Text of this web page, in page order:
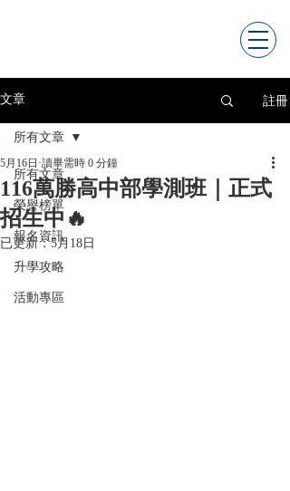
文章 註冊
所有文章
榮譽榜單
報名資訊
升學攻略
活動專區
所有文章
116萬勝高中部學測班｜正式
招生中🔥
5月16日 讀畢需時 0 分鐘
已更新：5月18日